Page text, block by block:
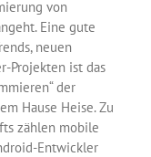
von
Eine gute
neuen
Projekten ist das
der
Hause Heise. Zu
zählen mobile
Entwickler